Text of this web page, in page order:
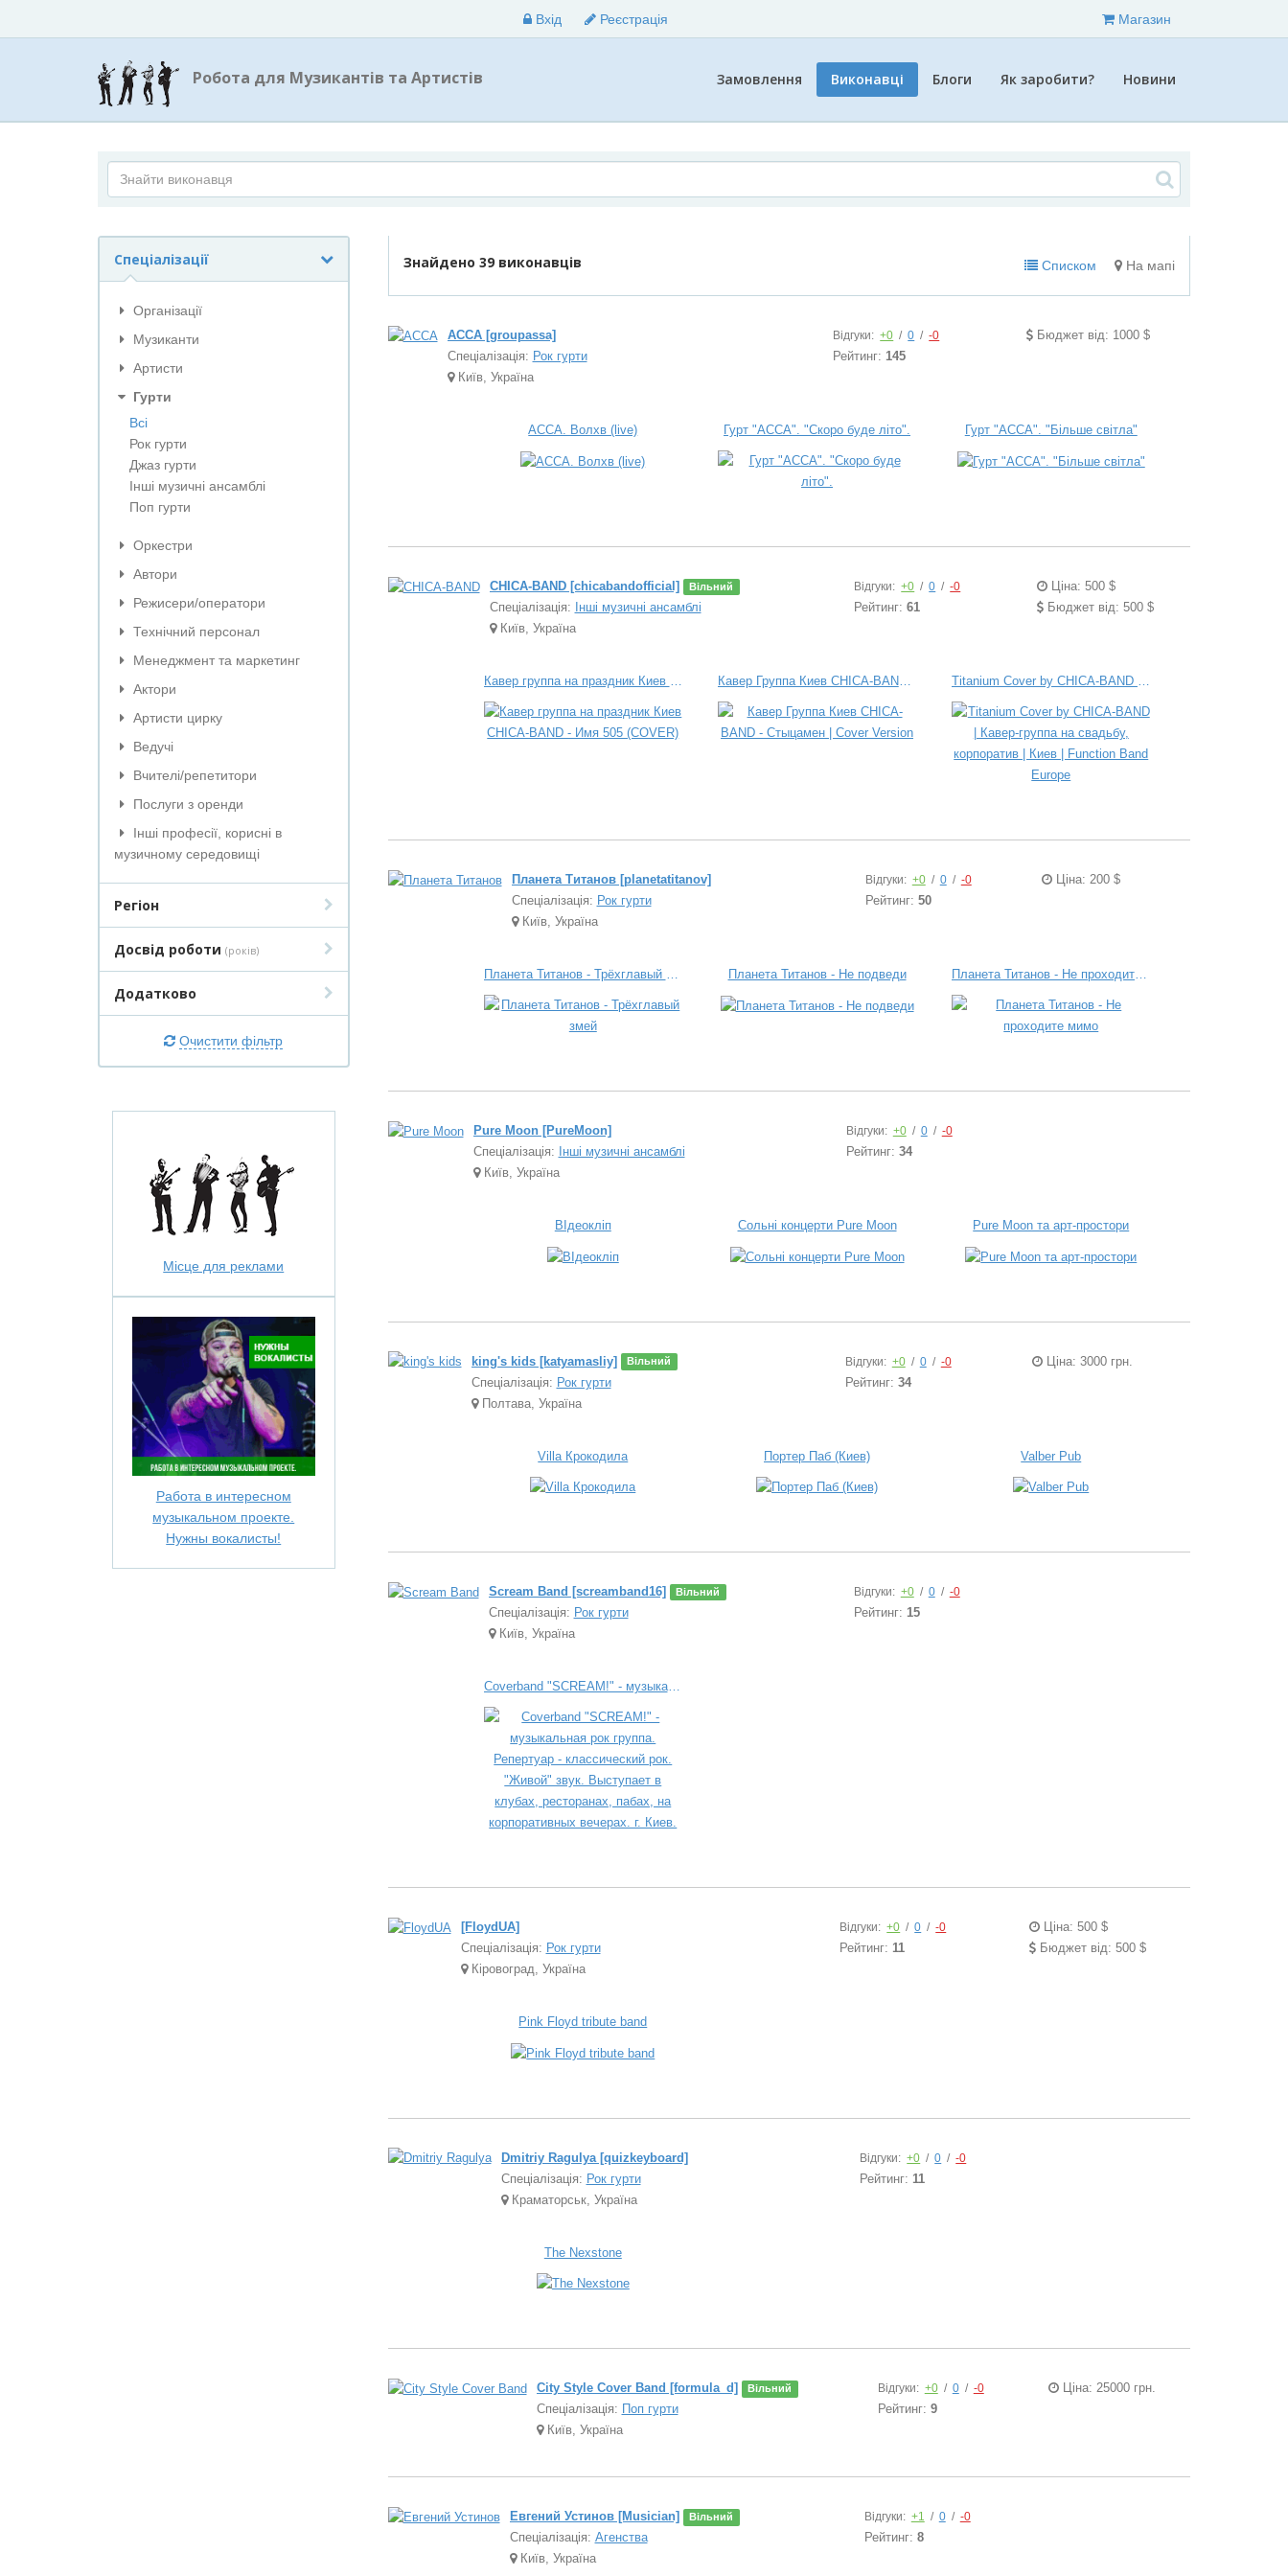
Вхід Реєстрація Магазин
Робота для Музикантів та Артистів Замовлення Виконавці Блоги Як заробити? Новини
Спеціалізації
Організації
Музиканти
Артисти
Гурти
Всі
Рок гурти
Джаз гурти
Інші музичні ансамблі
Поп гурти
Оркестри
Автори
Режисери/оператори
Технічний персонал
Менеджмент та маркетинг
Актори
Артисти цирку
Ведучі
Вчителі/репетитори
Послуги з оренди
Інші професії, корисні в
музичному середовищі
Регіон
Досвід роботи (років)
Додатково
Очистити фільтр
Місце для реклами
Работа в интересном
музыкальном проекте.
Нужны вокалисты!
Знайдено 39 виконавців Списком На мапі
АССА [groupassa]
Спеціалізація: Рок гурти
Київ, Україна
Відгуки: +0 / 0 / -0
Рейтинг:145
Бюджет від: 1000 $
АССА. Волхв (live) Гурт "АССА". "Скоро буде літо". Гурт "АССА". "Більше світла"
CHICA-BAND [chicabandofficial] Вільний
Спеціалізація:
Інші музичні ансамблі
Київ, Україна
Відгуки: +0 / 0 / -0
Рейтинг:61
Ціна: 500 $
Бюджет від: 500 $
Кавер группа на праздник Киев CHICA-BAND - Имя 505 (COVER) Кавер Группа Киев CHICA-BAND - Стыцамен | Cover Version Titanium Cover by CHICA-BAND | Кавер-группа на свадьбу, корпоратив | Киев | Function Band Europe
Планета Титанов [planetatitanov]
Спеціалізація: Рок гурти
Київ, Україна
Відгуки: +0 / 0 / -0
Рейтинг: 50
Ціна: 200 $
Планета Титанов - Трёхглавый змей Планета Титанов - Не подведи Планета Титанов - Не проходите мимо
Pure Moon [PureMoon]
Спеціалізація:
Інші музичні ансамблі
Київ, Україна
Відгуки: +0 / 0 / -0
Рейтинг: 34
ВІдеокліп Сольні концерти Pure Moon Pure Moon та арт-простори
king's kids [katyamasliy] Вільний
Спеціалізація: Рок гурти
Полтава, Україна
Відгуки: +0 / 0 / -0
Рейтинг: 34
Ціна: 3000 грн.
Villa Крокодила Портер Паб (Киев) Valber Pub
Scream Band [screamband16] Вільний
Спеціалізація: Рок гурти
Київ, Україна
Відгуки: +0 / 0 / -0
Рейтинг: 15
Coverband "SCREAM!" - музыкальная рок группа. Репертуар - классический рок. "Живой" звук. Выступает в клубах, ресторанах, пабах, на корпоративных вечерах. г. Киев.
[FloydUA]
Спеціалізація: Рок гурти
Кіровоград, Україна
Відгуки: +0 / 0 / -0
Рейтинг:11
Ціна: 500 $
Бюджет від: 500 $
Pink Floyd tribute band
Dmitriy Ragulya [quizkeyboard]
Спеціалізація: Рок гурти
Краматорськ, Україна
Відгуки: +0 / 0 / -0
Рейтинг: 11
The Nexstone
City Style Cover Band [formula_d] Вільний
Спеціалізація: Поп гурти
Київ, Україна
Відгуки: +0 / 0 / -0
Рейтинг: 9
Ціна: 25000 грн.
Евгений Устинов [Musician] Вільний
Спеціалізація: Агенства
Київ, Україна
Відгуки: +1 / 0 / -0
Рейтинг: 8